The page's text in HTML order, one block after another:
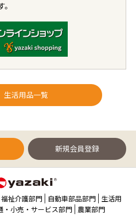
生活用品一覧
新規会員登録
福祉介護部門 自動車部品部門 生活用
・小売・サービス部門 農業部門